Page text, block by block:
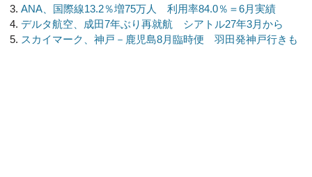
ANA、国際線13.2％増75万人 利用率84.0％＝6月実績
デルタ航空、成田7年ぶり再就航 シアトル27年3月から
スカイマーク、神戸－鹿児島8月臨時便 羽田発神戸行きも